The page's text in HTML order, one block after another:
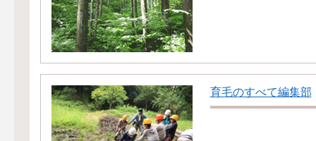
育毛のすべて編集部